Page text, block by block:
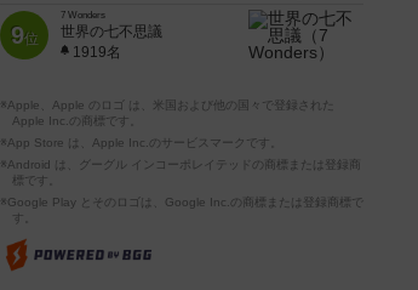
9位
7 Wonders
世界の七不思議
1919名
※Apple、Apple のロゴ は、米国および他の国々で登録された
Apple Inc.の商標です。
※App Store は、Apple Inc.のサービスマークです。
※Android は、グーグル インコーポレイテッドの商標または登録商
標です。
※Google Play とそのロゴは、Google Inc.の商標または登録商標で
す。